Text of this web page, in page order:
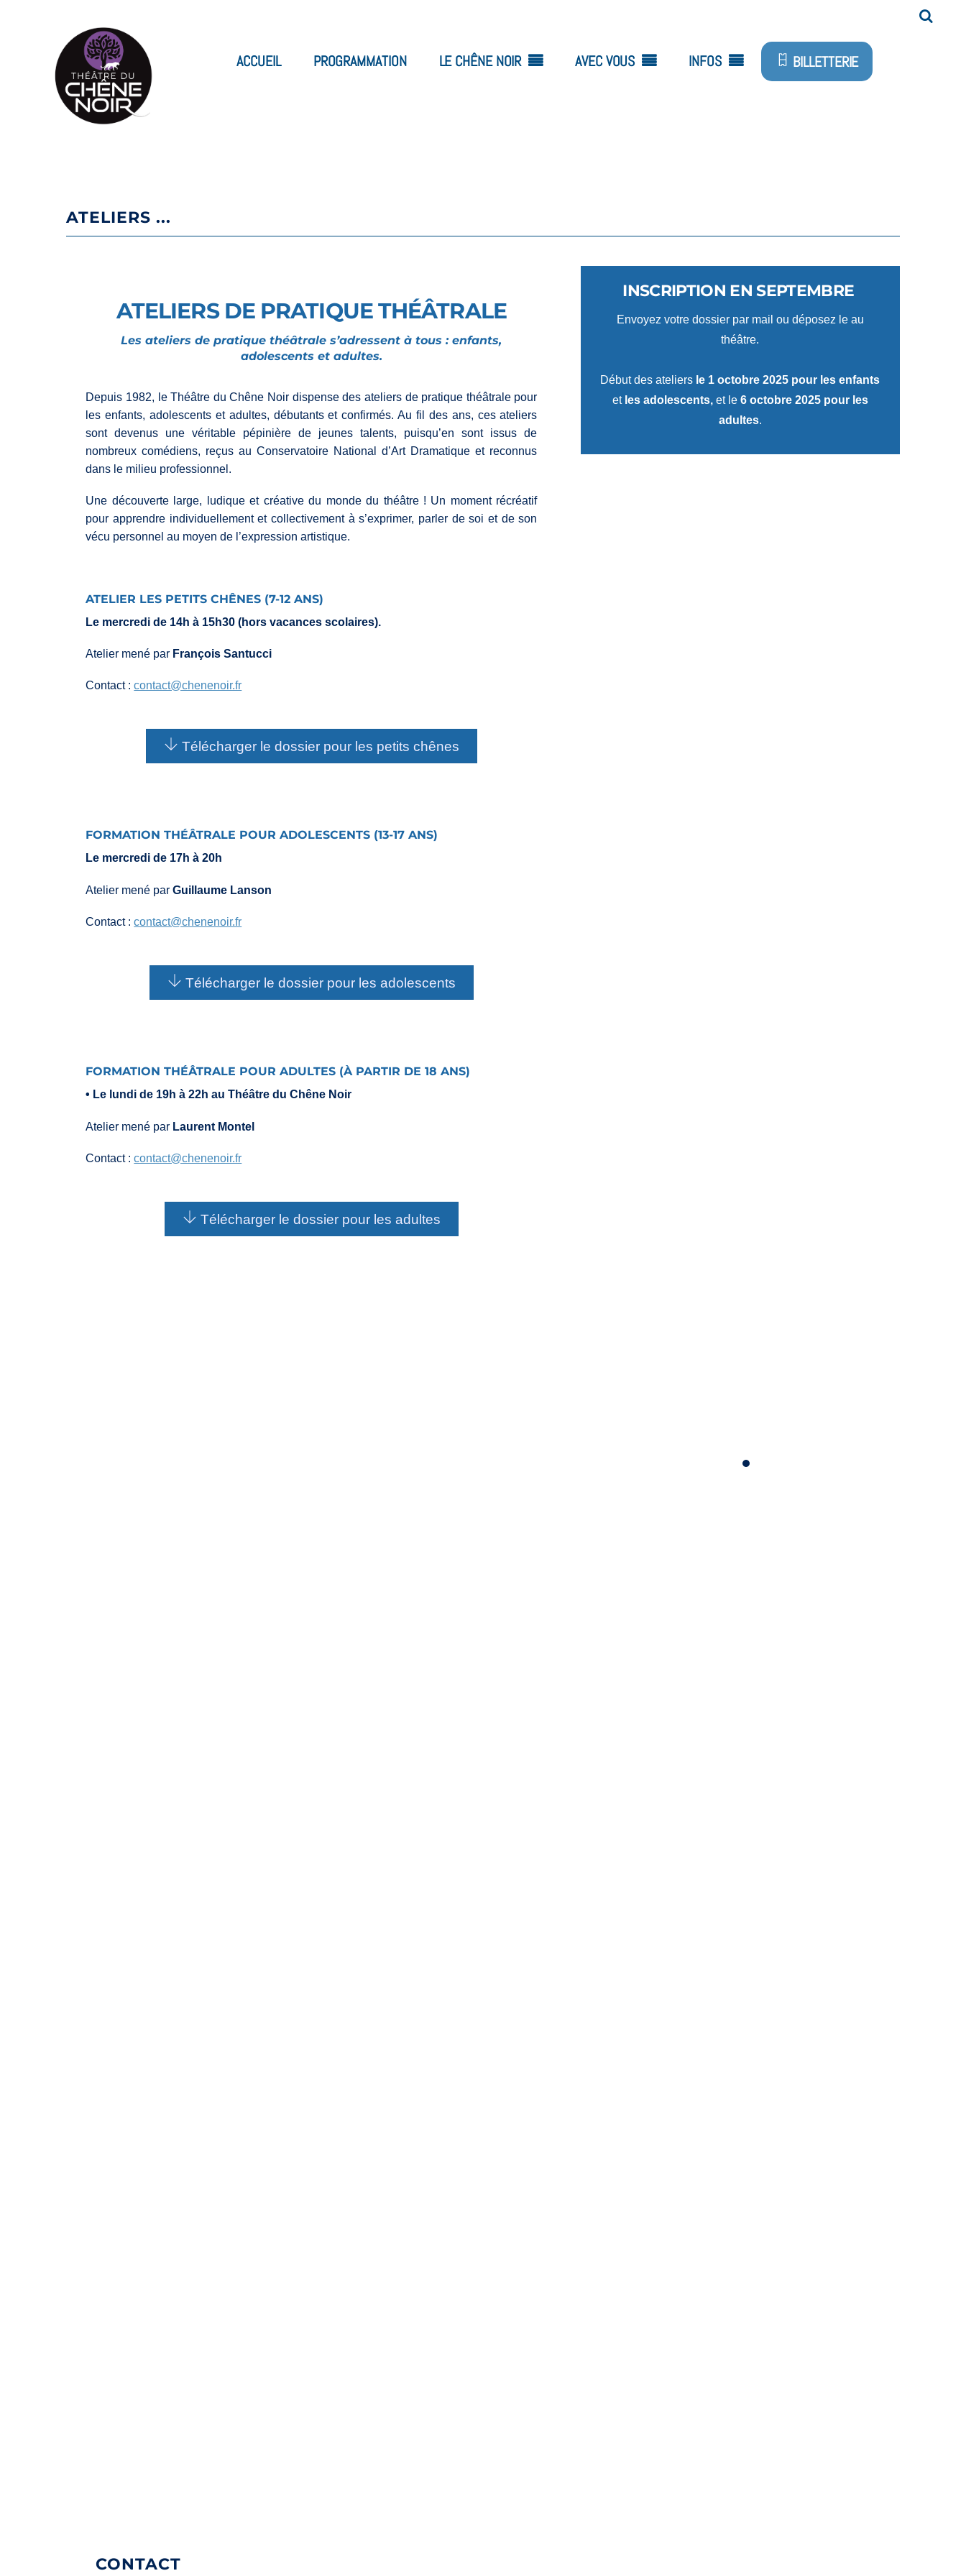
ACCUEIL PROGRAMMATION LE CHÊNE NOIR AVEC VOUS INFOS BILLETTERIE
ATELIERS ...
ATELIERS DE PRATIQUE THÉÂTRALE
Les ateliers de pratique théâtrale s’adressent à tous : enfants,
adolescents et adultes.
Depuis 1982, le Théâtre du Chêne Noir dispense des ateliers de pratique théâtrale pour
les enfants, adolescents et adultes, débutants et confirmés. Au fil des ans, ces ateliers
sont devenus une véritable pépinière de jeunes talents, puisqu’en sont issus de
nombreux comédiens, reçus au Conservatoire National d’Art Dramatique et reconnus
dans le milieu professionnel.
Une découverte large, ludique et créative du monde du théâtre ! Un moment récréatif
pour apprendre individuellement et collectivement à s’exprimer, parler de soi et de son
vécu personnel au moyen de l’expression artistique.
ATELIER LES PETITS CHÊNES (7-12 ANS)
Le mercredi de 14h à 15h30 (hors vacances scolaires).
Atelier mené par François Santucci
Contact :contact@chenenoir.fr
Télécharger le dossier pour les petits chênes
FORMATION THÉÂTRALE POUR ADOLESCENTS (13-17 ANS)
Le mercredi de 17h à 20h
Atelier mené parGuillaume Lanson
Contact :contact@chenenoir.fr
Télécharger le dossier pour les adolescents
FORMATION THÉÂTRALE POUR ADULTES (À PARTIR DE 18 ANS)
• Le lundi de 19h à 22h au Théâtre du Chêne Noir
Atelier mené par Laurent Montel
Contact :contact@chenenoir.fr
Télécharger le dossier pour les adultes
INSCRIPTION EN SEPTEMBRE
Envoyez votre dossier par mail ou déposez le au
théâtre.
Début des ateliers le 1 octobre 2025 pour les enfants
et les adolescents,et le 6 octobre 2025 pour les
adultes.
CONTACT